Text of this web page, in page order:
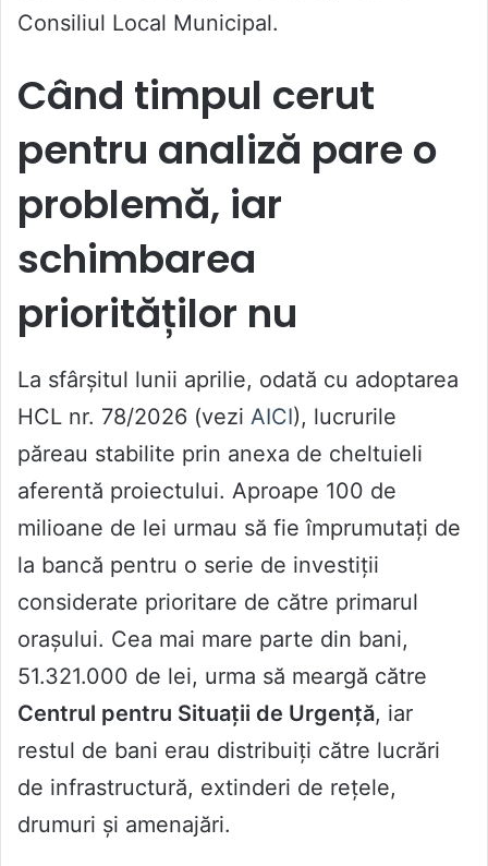
Consiliul Local Municipal.
Când timpul cerut
pentru analiză pare o
problemă, iar
schimbarea
priorităților nu
La sfârșitul lunii aprilie, odată cu adoptarea
HCL nr. 78/2026 (vezi AICI), lucrurile
păreau stabilite prin anexa de cheltuieli
aferentă proiectului. Aproape 100 de
milioane de lei urmau să fie împrumutați de
la bancă pentru o serie de investiții
considerate prioritare de către primarul
orașului. Cea mai mare parte din bani,
51.321.000 de lei, urma să meargă către
Centrul pentru Situații de Urgență, iar
restul de bani erau distribuiți către lucrări
de infrastructură, extinderi de rețele,
drumuri și amenajări.